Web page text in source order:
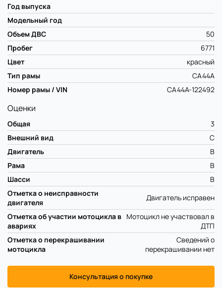
Год выпуска
Модельный год
Объем ДВС
50
Пробег
6771
Цвет
красный
Тип рамы
CA44A
Номер рамы / VIN
CA44A-122492
Оценки
Общая
3
Внешний вид
C
Двигатель
B
Рама
B
Шасси
B
Отметка о неисправности
двигателя
Двигатель исправен
Отметка об участии мотоцикла в
авариях
Мотоцикл не участвовал в
ДТП
Отметка о перекрашивании
мотоцикла
Сведений о
перекрашивании нет
Консультация о покупке